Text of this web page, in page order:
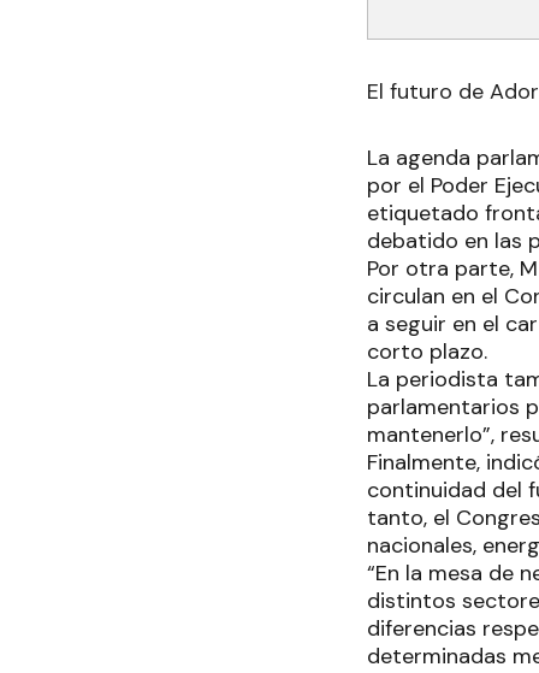
El futuro de
La agenda
por el Poder
etiquetado
debatido en las
Por otra parte,
circulan en el
a seguir en el
corto plazo.
La periodista
parlamentarios
mantenerlo”,
Finalmente,
continuidad del
tanto, el
nacionales,
“En la mesa de
distintos
diferencias
determinadas